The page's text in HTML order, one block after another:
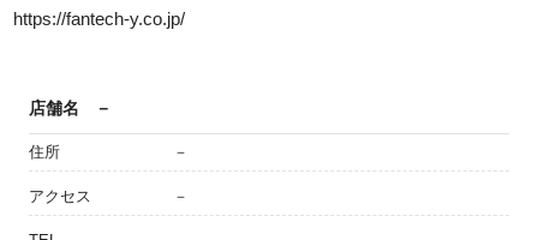
https://fantech-y.co.jp/
店舗名 －
住所 －
アクセス －